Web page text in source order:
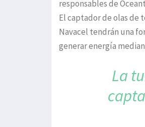
responsables de
El captador de olas de
Navacel tendrán una
generar energía
La